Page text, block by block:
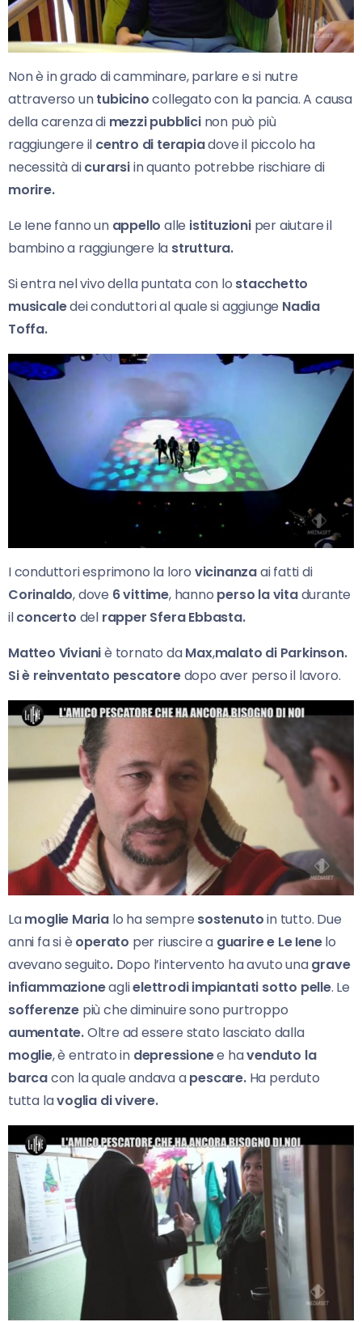
Non è in grado di camminare, parlare e si nutre
attraverso untubicinocollegato con la pancia. A causa
della carenza di mezzi pubblicinon può più
raggiungere il centro di terapiadove il piccolo ha
necessità dicurarsiin quanto potrebbe rischiare di
morire.
Le Iene fanno un appello alle istituzioniper aiutare il
bambino a raggiungere la struttura.
Si entra nel vivo della puntata con lo stacchetto
musicaledei conduttori al quale si aggiunge Nadia
Toffa.
I conduttori esprimono la loro vicinanzaai fatti di
Corinaldo, dove 6 vittime, hanno perso la vitadurante
ilconcerto del rapper Sfera Ebbasta.
Matteo Vivianiè tornato daMax,malato di Parkinson.
Si è reinventato pescatoredopo aver perso il lavoro.
Lamoglie Maria lo ha sempre sostenutoin tutto. Due
anni fa si è operato per riuscire a guarire e Le Ienelo
avevano seguito. Dopo l’intervento ha avuto unagrave
infiammazioneaglielettrodi impiantati sotto pelle. Le
sofferenze più che diminuire sono purtroppo
aumentate.Oltre ad essere stato lasciato dalla
moglie, è entrato in depressionee havenduto la
barcacon la quale andava apescare. Ha perduto
tutta lavoglia di vivere.